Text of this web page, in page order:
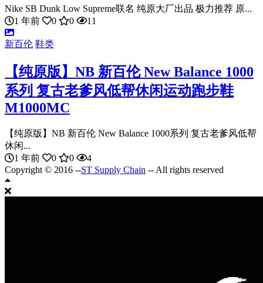
Nike SB Dunk Low Supreme联名 纯原大厂出品 极力推荐 原...
1 年前
0 0 11
新百伦 鞋类
【纯原版】NB 新百伦 New Balance 1000
系列 复古老爹风低帮休闲运动跑步鞋
M1000MC
【纯原版】NB 新百伦 New Balance 1000系列 复古老爹风低帮
休闲...
1 年前
0 0
4
Copyright © 2016 --ST Supply Chain -- All rights reserved